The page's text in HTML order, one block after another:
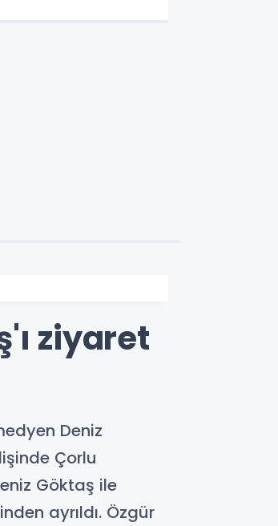
ziyaret
Deniz
Çorlu
Göktaş ile
ayrıldı. Özgür